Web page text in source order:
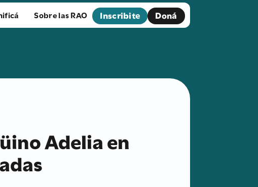
Sobre las RAO Inscribite Doná
Adelia en